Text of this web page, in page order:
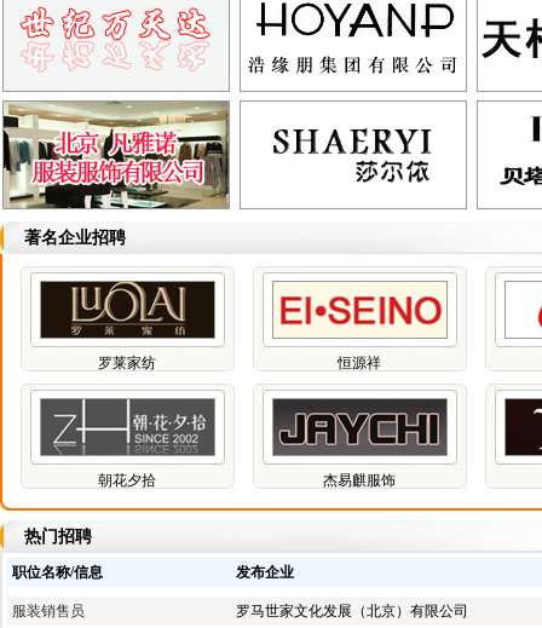
著名企业招聘
罗莱家纺 恒源祥
朝花夕拾 杰易麒服饰
热门招聘
职位名称/信息 发布企业
服装销售员 罗马世家文化发展（北京）有限公司